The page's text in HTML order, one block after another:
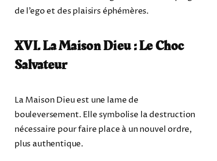
de l’ego et des plaisirs éphémères.
XVI. La Maison Dieu : Le Choc
Salvateur
La Maison Dieu est une lame de
bouleversement. Elle symbolise la destruction
nécessaire pour faire place à un nouvel ordre,
plus authentique.